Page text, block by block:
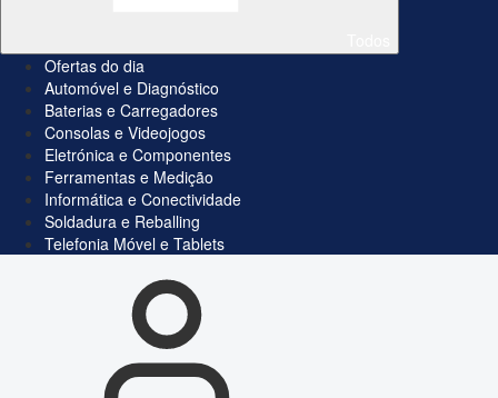
Ofertas do dia
Automóvel e Diagnóstico
Baterias e Carregadores
Consolas e Videojogos
Eletrónica e Componentes
Ferramentas e Medição
Informática e Conectividade
Soldadura e Reballing
Telefonia Móvel e Tablets